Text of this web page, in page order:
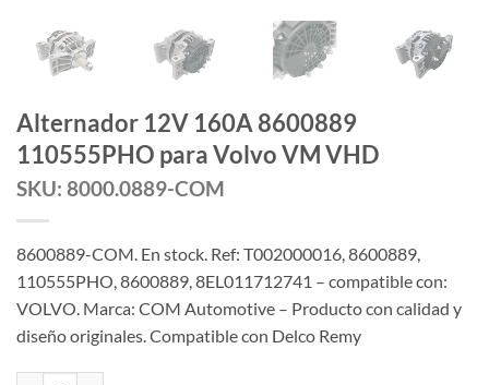
Alternador 12V 160A 8600889
110555PHO para Volvo VM VHD
SKU: 8000.0889-COM
8600889-COM. En stock. Ref: T002000016, 8600889,
110555PHO, 8600889, 8EL011712741 – compatible con:
VOLVO. Marca: COM Automotive – Producto con calidad y
diseño originales. Compatible con Delco Remy